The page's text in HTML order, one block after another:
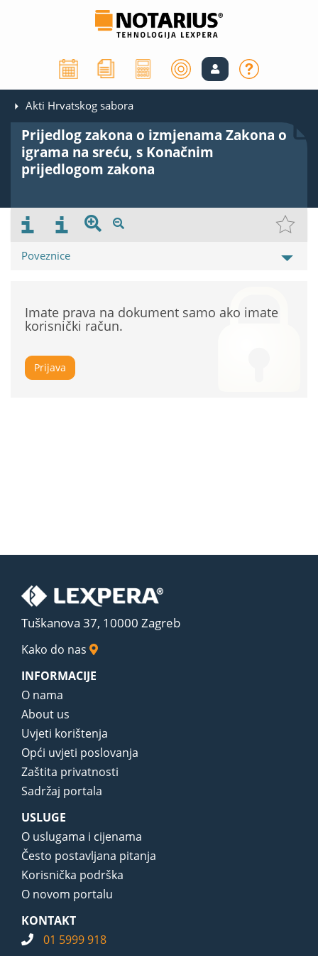
Akti Hrvatskog sabora
Prijedlog zakona o izmjenama Zakona o
igrama na sreću, s Konačnim
prijedlogom zakona
Poveznice
Imate prava na dokument samo ako imate
korisnički račun.
Prijava
Tuškanova 37, 10000 Zagreb
Kako do nas
INFORMACIJE
O nama
About us
Uvjeti korištenja
Opći uvjeti poslovanja
Zaštita privatnosti
Sadržaj portala
USLUGE
O uslugama i cijenama
Često postavljana pitanja
Korisnička podrška
O novom portalu
KONTAKT
01 5999 918